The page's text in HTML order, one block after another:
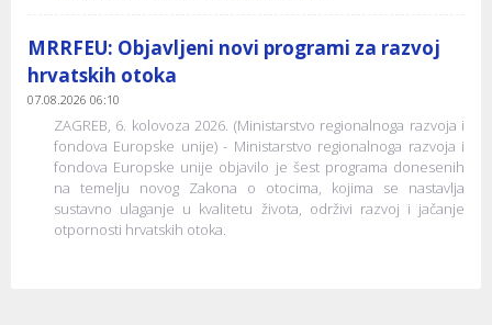
MRRFEU: Objavljeni novi programi za razvoj
hrvatskih otoka
07.08.2026 06:10
ZAGREB, 6. kolovoza 2026. (Ministarstvo regionalnoga razvoja i
fondova Europske unije) - Ministarstvo regionalnoga razvoja i
fondova Europske unije objavilo je šest programa donesenih
na temelju novog Zakona o otocima, kojima se nastavlja
sustavno ulaganje u kvalitetu života, održivi razvoj i jačanje
otpornosti hrvatskih otoka.